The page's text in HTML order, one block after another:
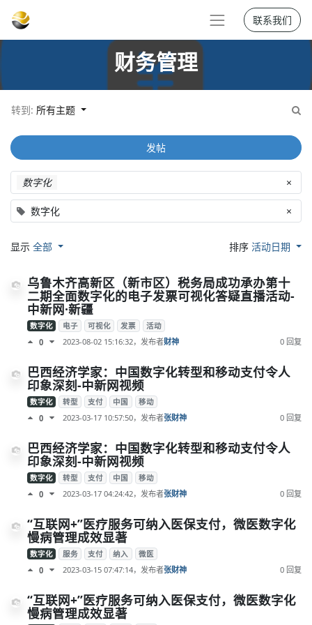
联系我们
财务管理
转到: 所有主题
数字化 ×
数字化 ×
发帖
显示 全部 排序活动日期
乌鲁木齐高新区（新市区）税务局成功承办第十
二期全面数字化的电子发票可视化答疑直播活动-
中新网·新疆
数字化 电子 可视化 发票 活动
0 2023-08-02 15:16:32，发布者财神 0 回复
巴西经济学家：中国数字化转型和移动支付令人
印象深刻-中新网视频
数字化 转型 支付 中国 移动
0 2023-03-17 10:57:50，发布者张财神 0 回复
巴西经济学家：中国数字化转型和移动支付令人
印象深刻-中新网视频
数字化 转型 支付 中国 移动
0 2023-03-17 04:24:42，发布者张财神 0 回复
“互联网+”医疗服务可纳入医保支付，微医数字化
慢病管理成效显著
数字化 服务 支付 纳入 微医
0 2023-03-15 07:47:14，发布者张财神 0 回复
“互联网+”医疗服务可纳入医保支付，微医数字化
慢病管理成效显著